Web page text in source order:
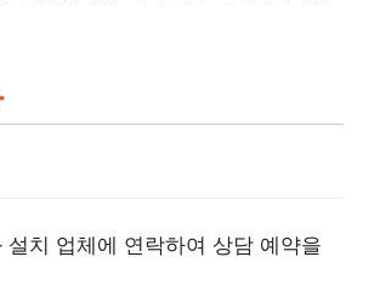
설치 업체에 연락하여 상담 예약을